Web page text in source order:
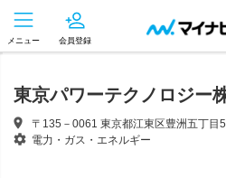
メニュー 会員登録
東京パワーテクノロジー
〒135－0061 東京都江東区豊洲五丁
電力・ガス・エネルギー